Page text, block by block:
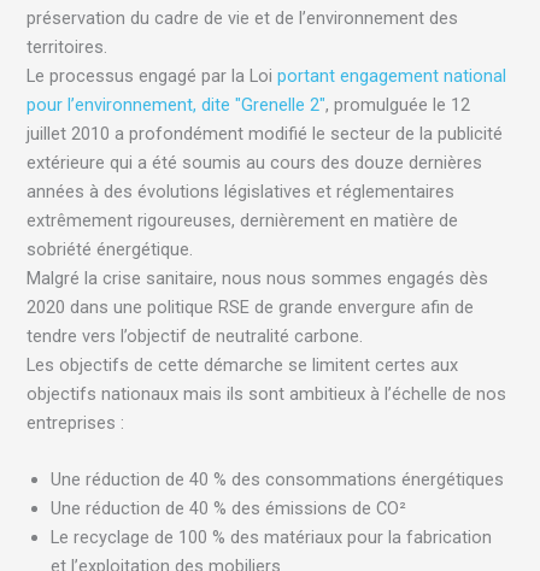
préservation du cadre de vie et de l’environnement des
territoires.
Le processus engagé par la Loiportant engagement national
pour l’environnement, dite "Grenelle 2", promulguée le 12
juillet 2010 a profondément modifié le secteur de la publicité
extérieure qui a été soumis au cours des douze dernières
années à des évolutions législatives et réglementaires
extrêmement rigoureuses, dernièrement en matière de
sobriété énergétique.
Malgré la crise sanitaire, nous nous sommes engagés dès
2020 dans une politique RSE de grande envergure afin de
tendre vers l’objectif de neutralité carbone.
Les objectifs de cette démarche se limitent certes aux
objectifs nationaux mais ils sont ambitieux à l’échelle de nos
entreprises :
Une réduction de 40 % des consommations énergétiques
Une réduction de 40 % des émissions de CO²
Le recyclage de 100 % des matériaux pour la fabrication